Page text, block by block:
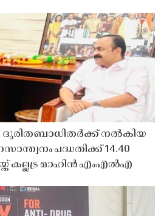
നൽകിയ
പദ്ധതിക്ക് 14.40
കല്ലട്ര മാഹിൻ എംഎൽഎ